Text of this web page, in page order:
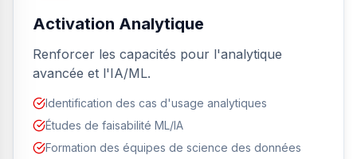
Activation Analytique
Renforcer les capacités pour l'analytique
avancée et l'IA/ML.
Identification des cas d'usage analytiques
Études de faisabilité ML/IA
Formation des équipes de science des données